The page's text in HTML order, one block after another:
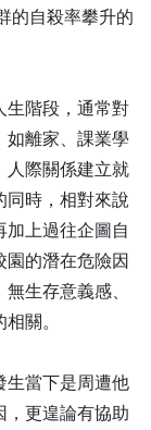
的自殺率攀升的
生階段，通常對
如離家、課業學
人際關係建立就
同時，相對來說
上過往企圖自
園的潛在危險因
生存意義感、
關。
生當下是周遭他
，更遑論有協助